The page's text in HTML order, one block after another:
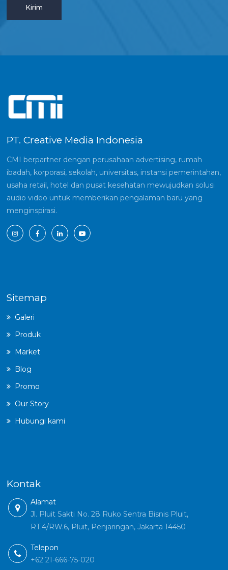
PT. Creative Media Indonesia
CMI berpartner dengan perusahaan advertising, rumah
ibadah, korporasi, sekolah, universitas, instansi pemerintahan,
usaha retail, hotel dan pusat kesehatan mewujudkan solusi
audio video untuk memberikan pengalaman baru yang
menginspirasi.
Sitemap
Galeri
Produk
Market
Blog
Promo
Our Story
Hubungi kami
Kontak
Alamat
Jl. Pluit Sakti No. 28 Ruko Sentra Bisnis Pluit,
RT.4/RW.6, Pluit, Penjaringan, Jakarta 14450
Telepon
+62 21-666-75-020